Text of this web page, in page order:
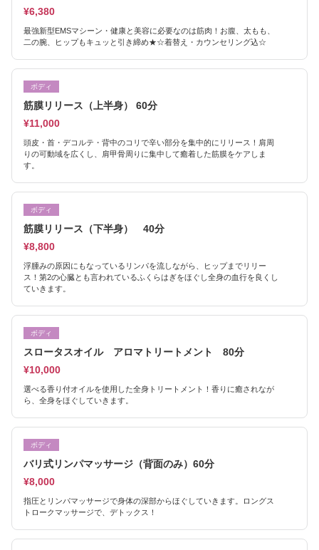
¥6,380
最強新型EMSマシーン・健康と美容に必要なのは筋肉！お腹、太もも、
二の腕、ヒップもキュッと引き締め★☆着替え・カウンセリング込☆
ボディ
筋膜リリース（上半身） 60分
¥11,000
頭皮・首・デコルテ・背中のコリで辛い部分を集中的にリリース！肩周
りの可動域を広くし、肩甲骨周りに集中して癒着した筋膜をケアしま
す。
ボディ
筋膜リリース（下半身） 40分
¥8,800
浮腫みの原因にもなっているリンパを流しながら、ヒップまでリリー
ス！第2の心臓とも言われているふくらはぎをほぐし全身の血行を良くし
ていきます。
ボディ
スロータスオイル アロマトリートメント 80分
¥10,000
選べる香り付オイルを使用した全身トリートメント！香りに癒されなが
ら、全身をほぐしていきます。
ボディ
バリ式リンパマッサージ（背面のみ）60分
¥8,000
指圧とリンパマッサージで身体の深部からほぐしていきます。ロングス
トロークマッサージで、デトックス！